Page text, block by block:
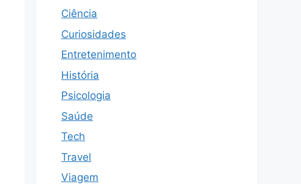
Ciência
Curiosidades
Entretenimento
História
Psicologia
Saúde
Tech
Travel
Viagem